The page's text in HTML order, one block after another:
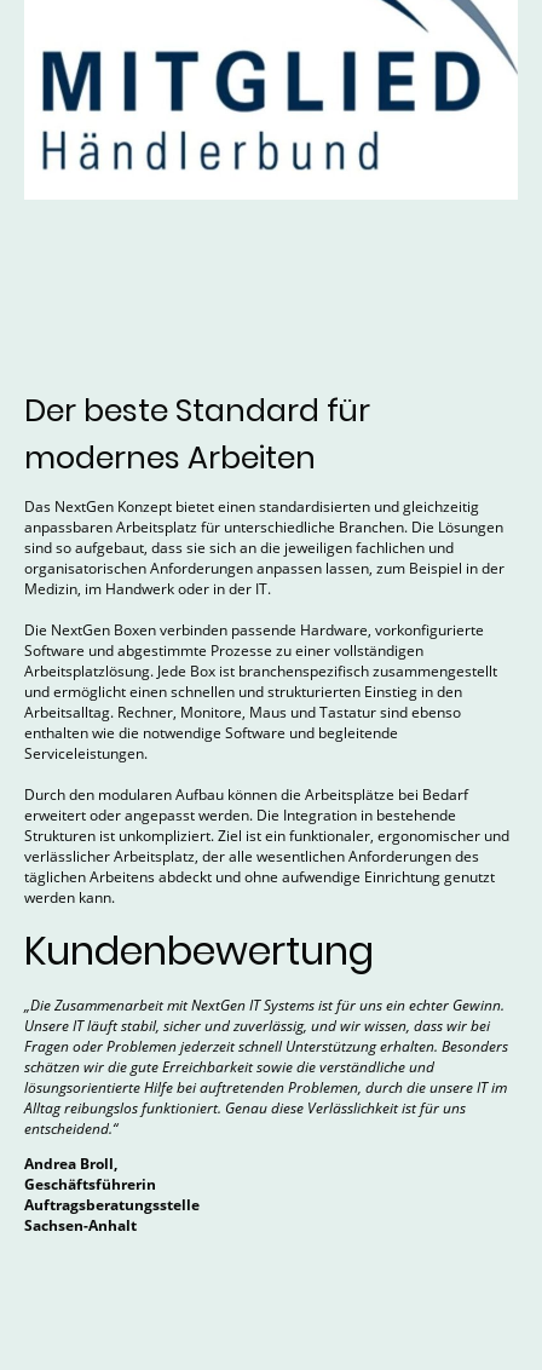
Der beste Standard für
modernes Arbeiten
Das NextGen Konzept bietet einen standardisierten und gleichzeitig
anpassbaren Arbeitsplatz für unterschiedliche Branchen. Die Lösungen
sind so aufgebaut, dass sie sich an die jeweiligen fachlichen und
organisatorischen Anforderungen anpassen lassen, zum Beispiel in der
Medizin, im Handwerk oder in der IT.
Die NextGen Boxen verbinden passende Hardware, vorkonfigurierte
Software und abgestimmte Prozesse zu einer vollständigen
Arbeitsplatzlösung. Jede Box ist branchenspezifisch zusammengestellt
und ermöglicht einen schnellen und strukturierten Einstieg in den
Arbeitsalltag. Rechner, Monitore, Maus und Tastatur sind ebenso
enthalten wie die notwendige Software und begleitende
Serviceleistungen.
Durch den modularen Aufbau können die Arbeitsplätze bei Bedarf
erweitert oder angepasst werden. Die Integration in bestehende
Strukturen ist unkompliziert. Ziel ist ein funktionaler, ergonomischer und
verlässlicher Arbeitsplatz, der alle wesentlichen Anforderungen des
täglichen Arbeitens abdeckt und ohne aufwendige Einrichtung genutzt
werden kann.
Kundenbewertung
„Die Zusammenarbeit mit NextGen IT Systems ist für uns ein echter Gewinn.
Unsere IT läuft stabil, sicher und zuverlässig, und wir wissen, dass wir bei
Fragen oder Problemen jederzeit schnell Unterstützung erhalten. Besonders
schätzen wir die gute Erreichbarkeit sowie die verständliche und
lösungsorientierte Hilfe bei auftretenden Problemen, durch die unsere IT im
Alltag reibungslos funktioniert. Genau diese Verlässlichkeit ist für uns
entscheidend.“
Andrea Broll,
Geschäftsführerin
Auftragsberatungsstelle
Sachsen-Anhalt